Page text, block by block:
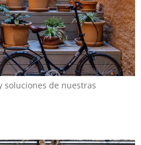
soluciones de nuestras